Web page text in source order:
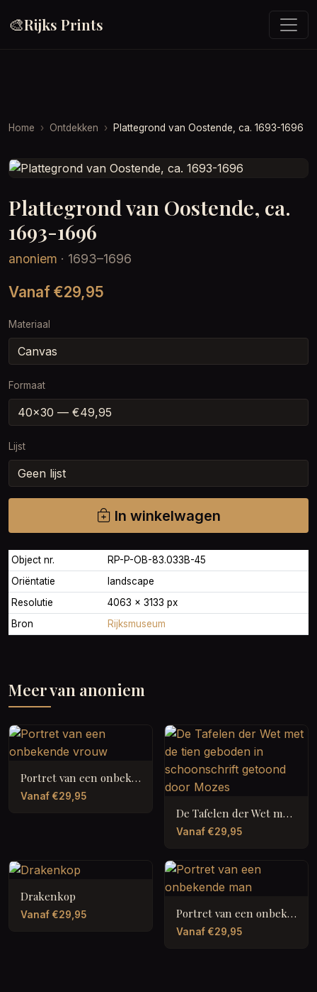
🎨Rijks Prints
Home Ontdekken Plattegrond van Oostende, ca. 1693-1696
Plattegrond van Oostende, ca.
1693-1696
anoniem · 1693–1696
Vanaf €29,95
Materiaal
Formaat
Lijst
In winkelwagen
Object nr.
RP-P-OB-83.033B-45
Oriëntatie
landscape
Resolutie
4063 × 3133 px
Bron
Rijksmuseum
Meer van anoniem
Portret van een onbekende vrouw
Vanaf €29,95
De Tafelen der Wet met de tien geboden in schoonschrift getoond door Mozes
Vanaf €29,95
Drakenkop
Vanaf €29,95 Portret van een onbekende man
Vanaf €29,95